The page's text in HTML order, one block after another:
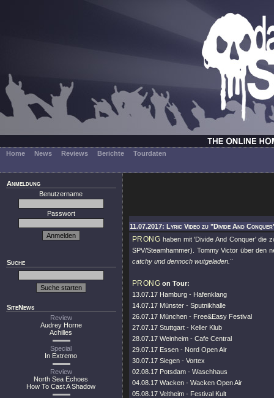
Home News Reviews Berichte Tourdaten
Anmeldung
Benutzername
Passwort
Suche
SiteNews
Review
Audrey Horne
Achilles
Special
In Extremo
Review
North Sea Echoes
How To Cast A Shadow
11.07.2017: Lyric Video zu "Divide And
PRONG haben mit 'Divide And Conquer' die
SPV/Steamhammer). Tommy Victor über den
catchy und dennoch wutgeladen."
PRONG on Tour:
13.07.17 Hamburg - Hafenklang
14.07.17 Münster - Sputnikhalle
26.07.17 München - Free&Easy Festival
27.07.17 Stuttgart - Keller Klub
28.07.17 Weinheim - Cafe Central
29.07.17 Essen - Nord Open Air
30.07.17 Siegen - Vortex
02.08.17 Potsdam - Waschhaus
04.08.17 Wacken - Wacken Open Air
05.08.17 Veltheim - Festival Kult